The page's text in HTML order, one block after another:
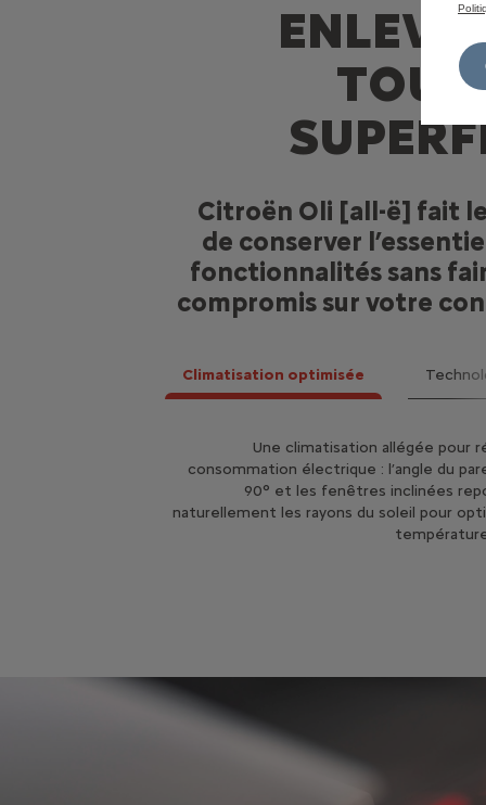
TOUT
Citroën Oli [all-ë] fait
de conserver
fonctionnalités sans
compromis sur votre
Une climatisation allégée pour
consommation électrique : l’angle du
90° et les fenêtres inclinées
naturellement les rayons du soleil pour
Le smartphone et les enceintes
conducteur suffisent et s’intègrent
au tableau
Climatisation optimisée